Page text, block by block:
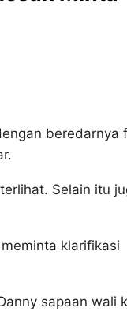
beredarnya
Selain itu
klarifikasi
sapaan wali